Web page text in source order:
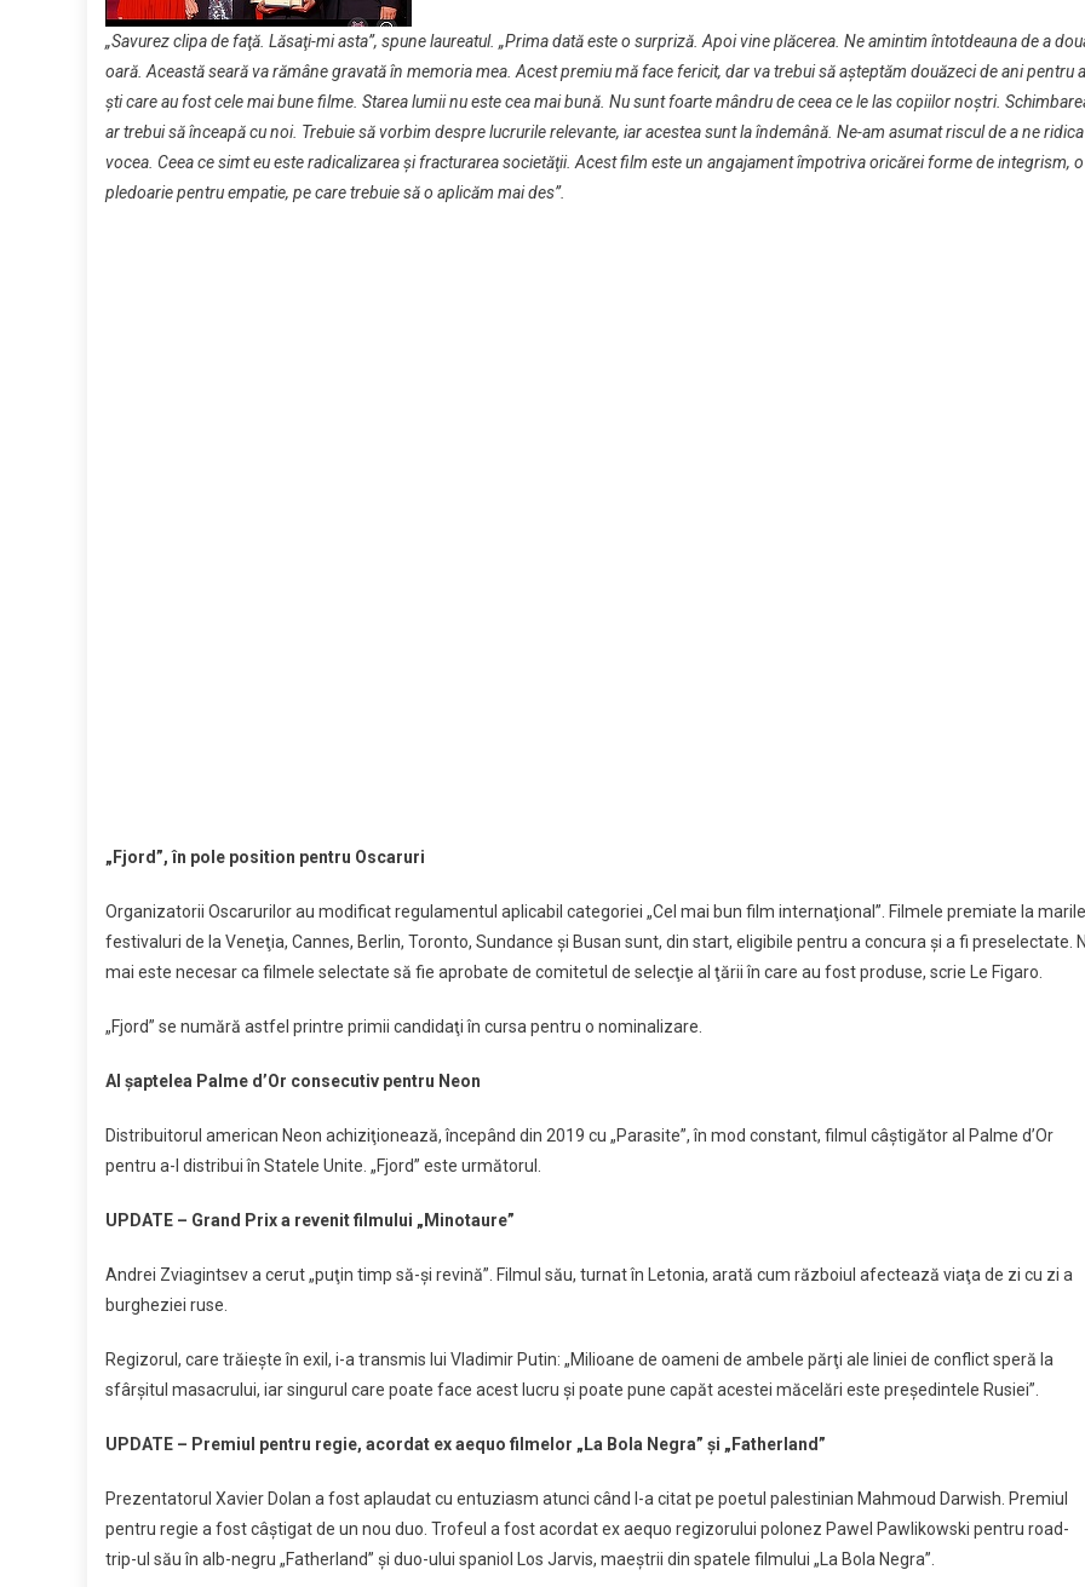
„Savurez clipa de faţă. Lăsaţi-mi asta”, spune laureatul. „Prima dată este o surpriză. Apoi vine plăcerea. Ne amintim întotdeauna de a
oară. Această seară va rămâne gravată în memoria mea. Acest premiu mă face fericit, dar va trebui să aşteptăm douăzeci de ani pentru a
şti care au fost cele mai bune filme. Starea lumii nu este cea mai bună. Nu sunt foarte mândru de ceea ce le las copiilor noştri.
ar trebui să înceapă cu noi. Trebuie să vorbim despre lucrurile relevante, iar acestea sunt la îndemână. Ne-am asumat riscul de a ne ridica
vocea. Ceea ce simt eu este radicalizarea şi fracturarea societăţii. Acest film este un angajament împotriva oricărei forme de integrism, o
pledoarie pentru empatie, pe care trebuie să o aplicăm mai des”.
„Fjord”, în pole position pentru Oscaruri
Organizatorii Oscarurilor au modificat regulamentul aplicabil categoriei „Cel mai bun film internaţional”. Filmele premiate la marile
festivaluri de la Veneţia, Cannes, Berlin, Toronto, Sundance şi Busan sunt, din start, eligibile pentru a concura şi a fi preselectate.
mai este necesar ca filmele selectate să fie aprobate de comitetul de selecţie al ţării în care au fost produse, scrie Le Figaro.
„Fjord” se numără astfel printre primii candidaţi în cursa pentru o nominalizare.
Al şaptelea Palme d’Or consecutiv pentru Neon
Distribuitorul american Neon achiziţionează, începând din 2019 cu „Parasite”, în mod constant, filmul câştigător al Palme d’Or
pentru a-l distribui în Statele Unite. „Fjord” este următorul.
UPDATE – Grand Prix a revenit filmului „Minotaure”
Andrei Zviagintsev a cerut „puţin timp să-şi revină”. Filmul său, turnat în Letonia, arată cum războiul afectează viaţa de zi cu zi a
burgheziei ruse.
Regizorul, care trăieşte în exil, i-a transmis lui Vladimir Putin: „Milioane de oameni de ambele părţi ale liniei de conflict speră la
sfârşitul masacrului, iar singurul care poate face acest lucru şi poate pune capăt acestei măcelări este preşedintele Rusiei”.
UPDATE – Premiul pentru regie, acordat ex aequo filmelor „La Bola Negra” şi „Fatherland”
Prezentatorul Xavier Dolan a fost aplaudat cu entuziasm atunci când l-a citat pe poetul palestinian Mahmoud Darwish. Premiul
pentru regie a fost câştigat de un nou duo. Trofeul a fost acordat ex aequo regizorului polonez Pawel Pawlikowski pentru road-
trip-ul său în alb-negru „Fatherland” şi duo-ului spaniol Los Jarvis, maeştrii din spatele filmului „La Bola Negra”.